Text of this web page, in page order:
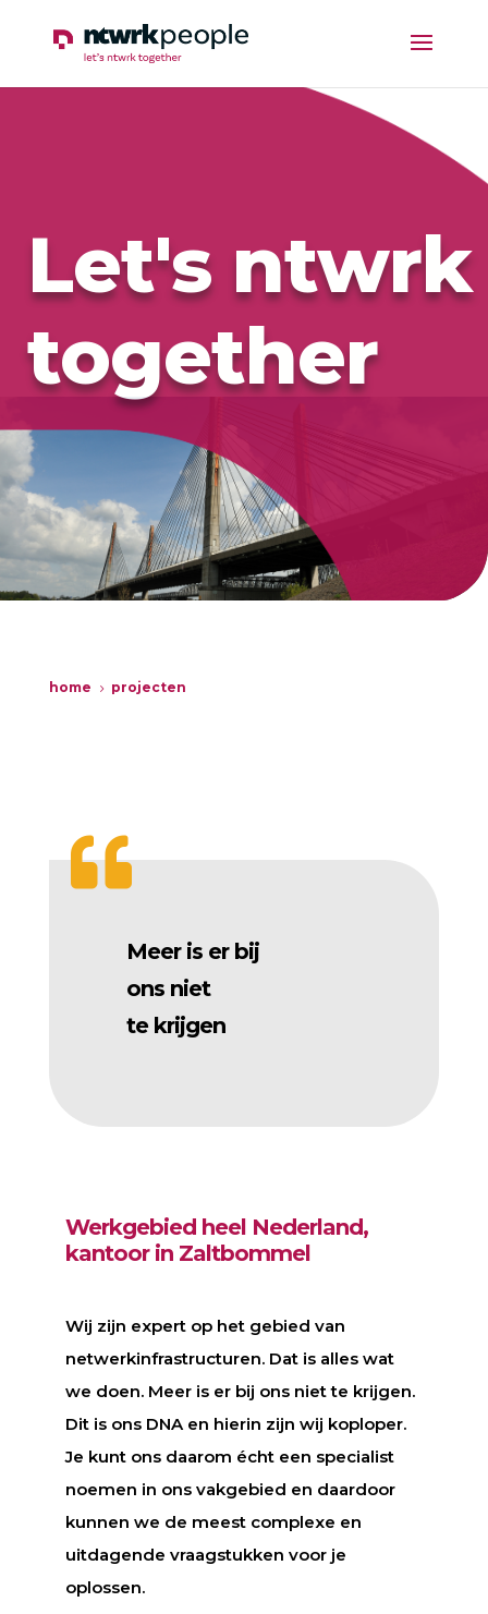
Let's ntwrk
together
home 5 projecten

Meer is er bij
ons niet
te krijgen
Werkgebied heel Nederland,
kantoor in Zaltbommel
Wij zijn expert op het gebied van
netwerkinfrastructuren. Dat is alles wat
we doen. Meer is er bij ons niet te krijgen.
Dit is ons DNA en hierin zijn wij koploper.
Je kunt ons daarom écht een specialist
noemen in ons vakgebied en daardoor
kunnen we de meest complexe en
uitdagende vraagstukken voor je
oplossen.